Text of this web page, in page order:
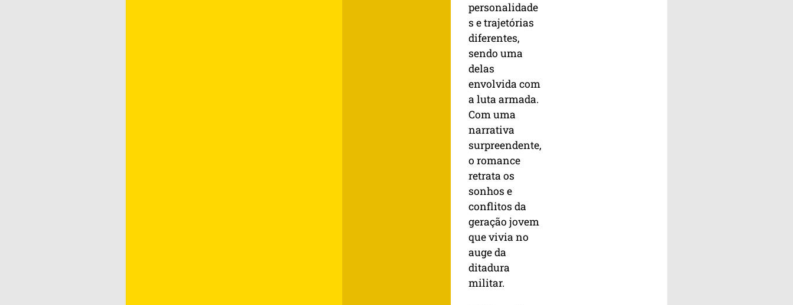
personalidade
s e trajetórias
diferentes,
sendo uma
delas
envolvida com
a luta armada.
Com uma
narrativa
surpreendente,
o romance
retrata os
sonhos e
conflitos da
geração jovem
que vivia no
auge da
ditadura
militar.